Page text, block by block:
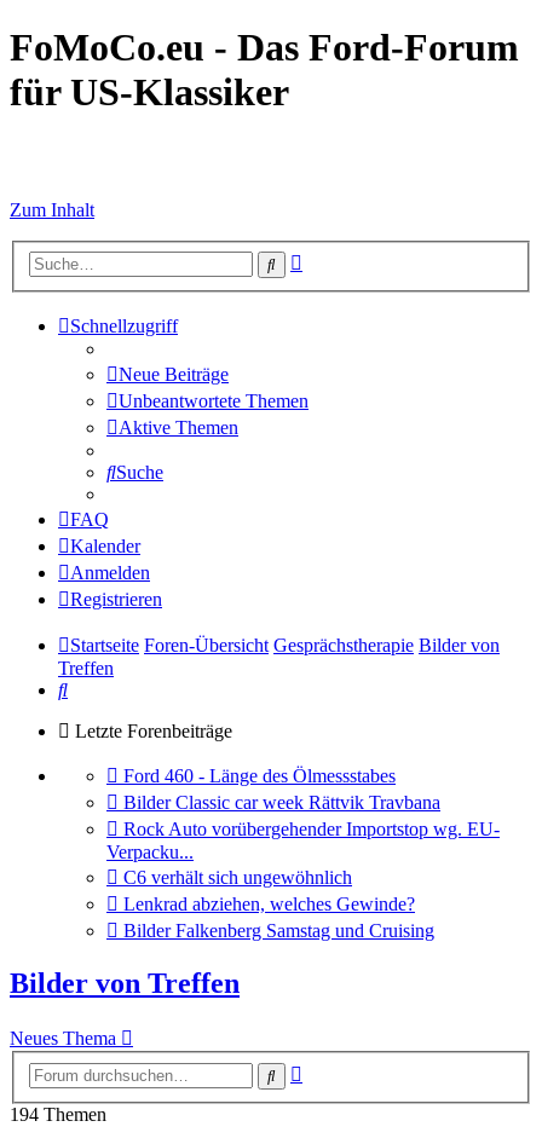
FoMoCo.eu - Das Ford-Forum
für US-Klassiker
Zum Inhalt
Suche
Schnellzugriff
Neue Beiträge
Unbeantwortete Themen
Aktive Themen
Suche
FAQ
Kalender
Anmelden
Registrieren
Startseite Foren-Übersicht Gesprächstherapie Bilder von
Treffen
Suche
Letzte Forenbeiträge
Gehe
zum
letzten
Beitrag
Ford 460 - Länge des Ölmessstabes
Gehe
zum
letzten
Beitrag
Bilder Classic car week Rättvik Travbana
Gehe
zum
letzten
Beitrag
Rock Auto vorübergehender Importstop wg. EU-
Verpacku...
Gehe
zum
letzten
Beitrag
C6 verhält sich ungewöhnlich
Gehe
zum
letzten
Lenkrad abziehen, welches Gewinde?
Gehe
letzten
Beitrag
Bilder Falkenberg Samstag und Cruising
Bilder von Treffen
Neues Thema
Suche
194 Themen